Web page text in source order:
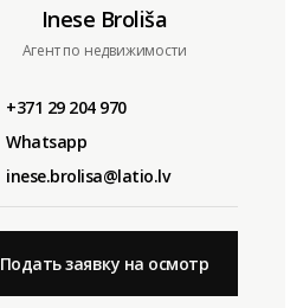
Inese Broliša
Aгент по недвижимости
+371 29 204 970
Whatsapp
inese.brolisa@latio.lv
Подать заявку на осмотр